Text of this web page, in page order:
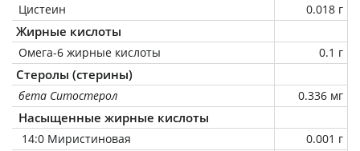
Цистеин
0.018 г
Жирные кислоты
Омега-6 жирные кислоты 0.1 г
Стеролы (стерины)
бета Ситостерол 0.336 мг
Насыщенные жирные кислоты
14:0 Миристиновая
0.001 г